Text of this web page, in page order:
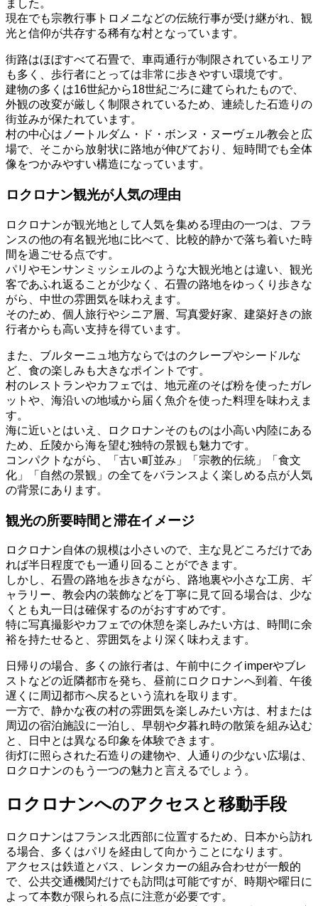
ました。
現在でも宗教行事トロメニなどの伝統行事が受け継がれ、観
光と信仰が共存する稀有な村となっています。
街路はほぼすべて石畳で、車両通行が制限されているエリア
も多く、歩行者にとっては非常に歩きやすい環境です。
建物の多くは16世紀から18世紀ごろに建てられたもので、
外観の改変が厳しく制限されているため、連続した石造りの
街並みが保たれています。
村の中心はノートルダム・ド・ボンヌ・ヌーヴェル教会と広
場で、そこから放射状に路地が伸びており、短時間でも全体
像をつかみやすい構造になっています。
ロクロナン観光が人気の理由
ロクロナンが観光地として人気を集める理由の一つは、フラ
ンスの他の有名観光地に比べて、比較的静かで落ち着いた時
間を過ごせる点です。
パリやモンサンミッシェルのような大観光地とは違い、観光
客であふれ返ることが少なく、石畳の路地をゆっくり歩きな
がら、中世の雰囲気を味わえます。
そのため、個人旅行やシニア層、写真愛好家、建築好きの旅
行者からも高い支持を得ています。
また、ブルターニュ地方ならではのクレープやシードルな
ど、食の楽しみも大きなポイントです。
村のレストランやカフェでは、地元産のそば粉を使ったガレ
ットや、海沿いの地域から届く魚介を使った料理を味わえま
す。
海に近いとはいえ、ロクロナンそのものは小高い内陸にある
ため、丘陵から海を望む独特の景観も魅力です。
コンパクトながら、「古い町並み」「宗教的伝統」「食文
化」「自然の景観」の全てをバランスよく楽しめる点が人気
の背景にあります。
観光の所要時間と滞在イメージ
ロクロナン自体の規模は小さいので、主な見どころだけであ
れば半日程度でも一通り回ることができます。
しかし、石畳の路地を歩きながら、路地裏や小さな工房、ギ
ャラリー、教会内の装飾などを丁寧に見て回る場合は、少な
くとも丸一日は確保するのがおすすめです。
特に写真撮影やカフェでの休憩を楽しみたい方は、時間に余
裕を持たせると、雰囲気をより深く味わえます。
日帰りの場合、多くの旅行者は、午前中にクイimperやブレ
ストなどの近隣都市を発ち、昼前にロクロナンへ到着、午後
遅くに周辺都市へ戻るという流れを取ります。
一方で、静かな夜の村の雰囲気を楽しみたい方は、村または
周辺の宿泊施設に一泊し、早朝や夕暮れ時の散策を組み込む
と、日中とは異なる印象を体験できます。
街灯に照らされた石造りの建物や、人通りの少ない広場は、
ロクロナンのもう一つの魅力と言えるでしょう。
ロクロナンへのアクセスと移動手段
ロクロナンはフランス北西部に位置するため、日本から訪れ
る場合、多くはパリを経由して向かうことになります。
アクセスは鉄道とバス、レンタカーの組み合わせが一般的
で、公共交通機関だけでも訪問は可能ですが、時期や曜日に
よって本数が限られる点に注意が必要です。